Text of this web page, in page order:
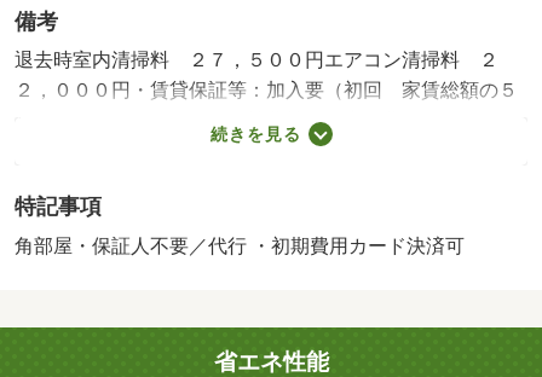
備考
退去時室内清掃料 ２７，５００円エアコン清掃料 ２
２，０００円・賃貸保証等：加入要（初回 家賃総額の５
０％ 月額１．５％）・維持費等：町内会費３００円／
月・２４時間管理料１，６５０円／月・他交通手段：地下
料でランニングコストが削減できます♪・駐輪場：有/シリ
ンダー交換料 11000円
続きを見る
特記事項
角部屋・保証人不要／代行 ・初期費用カード決済可
省エネ性能